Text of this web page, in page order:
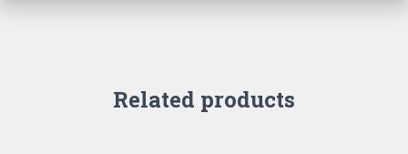
Related products